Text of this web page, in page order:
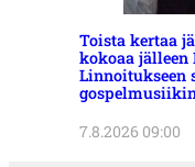
Toista kertaa
kokoaa jälleen
Linnoitukseen
7.8.2026 09:00